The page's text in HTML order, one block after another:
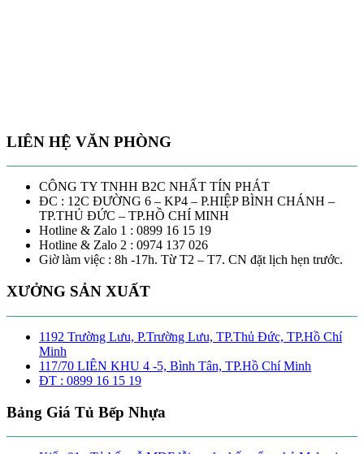
LIÊN HỆ VĂN PHÒNG
CÔNG TY TNHH B2C NHẤT TÍN PHÁT
ĐC : 12C ĐƯỜNG 6 – KP4 – P.HIỆP BÌNH CHÁNH –
TP.THỦ ĐỨC – TP.HỒ CHÍ MINH
Hotline & Zalo 1 : 0899 16 15 19
Hotline & Zalo 2 : 0974 137 026
Giờ làm việc : 8h -17h. Từ T2 – T7. CN đặt lịch hẹn trước.
XƯỞNG SẢN XUẤT
1192 Trường Lưu, P.Trường Lưu, TP.Thủ Đức, TP.Hồ Chí
Minh
117/70 LIÊN KHU 4 -5, Bình Tân, TP.Hồ Chí Minh
ĐT : 0899 16 15 19
Bảng Giá Tủ Bếp Nhựa